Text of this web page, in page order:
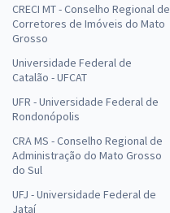
CRECI MT - Conselho Regional de
Corretores de Imóveis do Mato
Grosso
Universidade Federal de
Catalão - UFCAT
UFR - Universidade Federal de
Rondonópolis
CRA MS - Conselho Regional de
Administração do Mato Grosso
do Sul
UFJ - Universidade Federal de
Jataí